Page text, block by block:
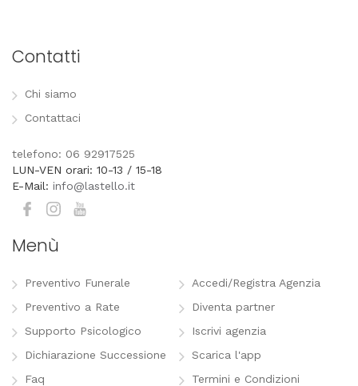
Contatti
Chi siamo
Contattaci
telefono: 06 92917525
LUN-VEN orari: 10-13 / 15-18
E-Mail: info@lastello.it
Menù
Preventivo Funerale
Preventivo a Rate
Supporto Psicologico
Dichiarazione Successione
Faq
Accedi/Registra Agenzia
Diventa partner
Iscrivi agenzia
Scarica l'app
Termini e Condizioni